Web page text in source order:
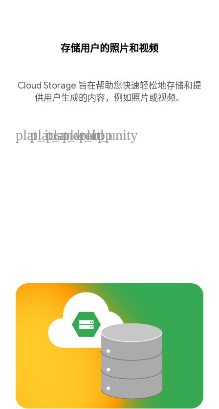
存储用户的照片和视频
Cloud Storage 旨在帮助您快速轻松地存储和提
供用户生成的内容，例如照片或视频。
plat_ios
plat_android
plat_web
plat_cpp
plat_unity